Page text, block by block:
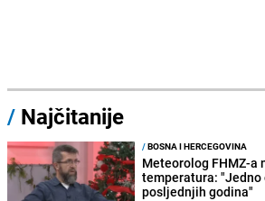
/ Najčitanije
/BOSNA I HERCEGOVINA
Meteorolog FHMZ-a
temperatura:
posljednjih godina"